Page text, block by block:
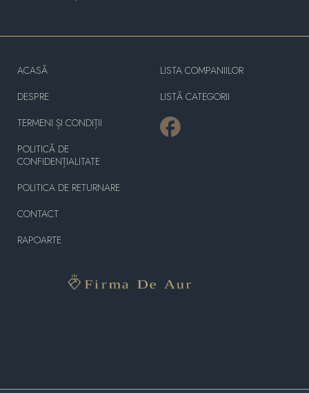
ACASĂ
DESPRE
TERMENI ȘI CONDIȚII
POLITICĂ DE
CONFIDENȚIALITATE
POLITICA DE RETURNARE
CONTACT
RAPOARTE
LISTA COMPANIILOR
LISTĂ CATEGORII